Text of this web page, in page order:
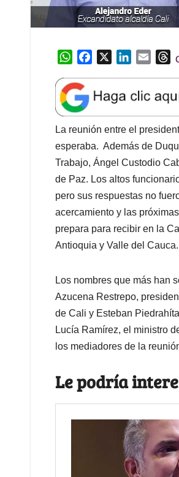
W
a
t
s
A
p
p
e
b
o
o
k
k
e
d
I
n
l
T
e
a
d
s
La reunión entre el
esperaba. Además de
Trabajo, Ángel Custodio
de Paz. Los altos
pero sus respuestas no
acercamiento y las
prepara para recibir en la
Antioquia y Valle del Cauca.
Los nombres que más han
Azucena Restrepo,
de Cali y Esteban
Lucía Ramírez, el ministro
los mediadores de la
Le podría